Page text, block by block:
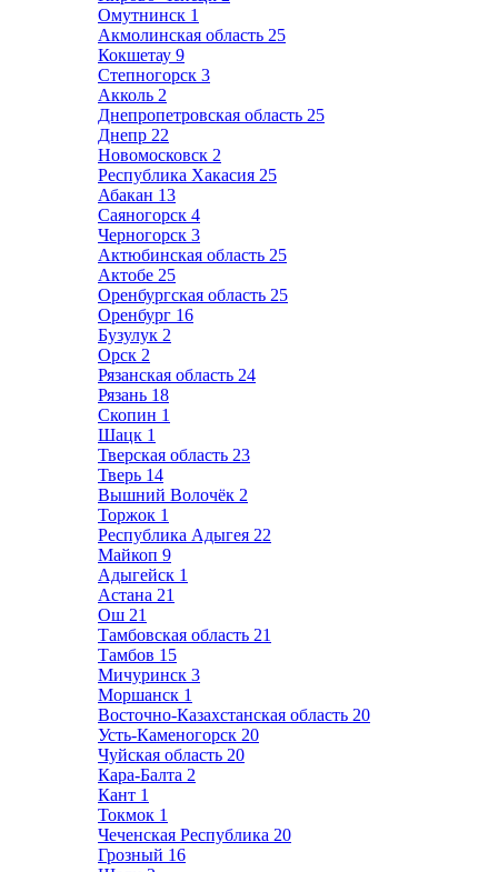
Омутнинск 1
Акмолинская область 25
Кокшетау 9
Степногорск 3
Акколь 2
Днепропетровская область 25
Днепр 22
Новомосковск 2
Республика Хакасия 25
Абакан 13
Саяногорск 4
Черногорск 3
Актюбинская область 25
Актобе 25
Оренбургская область 25
Оренбург 16
Бузулук 2
Орск 2
Рязанская область 24
Рязань 18
Скопин 1
Шацк 1
Тверская область 23
Тверь 14
Вышний Волочёк 2
Торжок 1
Республика Адыгея 22
Майкоп 9
Адыгейск 1
Астана 21
Ош 21
Тамбовская область 21
Тамбов 15
Мичуринск 3
Моршанск 1
Восточно-Казахстанская область 20
Усть-Каменогорск 20
Чуйская область 20
Кара-Балта 2
Кант 1
Токмок 1
Чеченская Республика 20
Грозный 16